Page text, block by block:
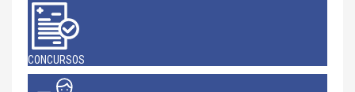
CONCURSOS